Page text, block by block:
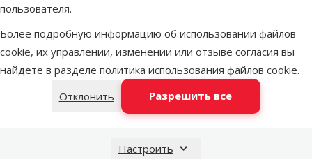
пользователя.
Более подробную информацию об использовании файлов
cookie, их управлении, изменении или отзыве согласия вы
найдете в разделе политика использования файлов cookie.
Отклонить
Разрешить все
Настроить
В наличии
добавка для
Оценка 0%